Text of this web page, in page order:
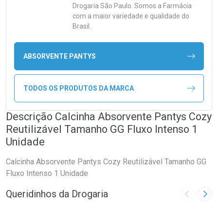
Drogaria São Paulo. Somos a Farmácia
com a maior variedade e qualidade do
Brasil.
ABSORVENTE PANTYS
TODOS OS PRODUTOS DA MARCA
Descrição Calcinha Absorvente Pantys Cozy
Reutilizável Tamanho GG Fluxo Intenso 1
Unidade
Calcinha Absorvente Pantys Cozy Reutilizável Tamanho GG
Fluxo Intenso 1 Unidade
Queridinhos da Drogaria Imagem